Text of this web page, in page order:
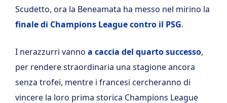
Scudetto, ora la Beneamata ha messo nel mirino la
finale di Champions League contro il PSG.
I nerazzurri vanno a caccia del quarto successo,
per rendere straordinaria una stagione ancora
senza trofei, mentre i francesi cercheranno di
vincere la loro prima storica Champions League